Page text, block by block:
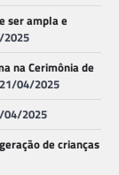
ser ampla e
na Cerimônia de
21/04/2025
04/2025
de crianças